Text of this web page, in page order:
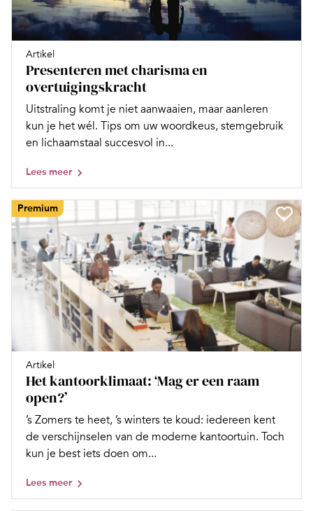
Artikel
Presenteren met charisma en
overtuigingskracht
Uitstraling komt je niet aanwaaien, maar aanleren
kun je het wél. Tips om uw woordkeus, stemgebruik
en lichaamstaal succesvol in...
Lees meer
Premium
Artikel
Het kantoorklimaat: ‘Mag er een raam
open?’
’s Zomers te heet, ’s winters te koud: iedereen kent
de verschijnselen van de moderne kantoortuin. Toch
kun je best iets doen om...
Lees meer